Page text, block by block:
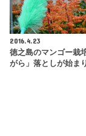
2016.4.23
徳之島のマンゴー栽
がら」落としが始ま